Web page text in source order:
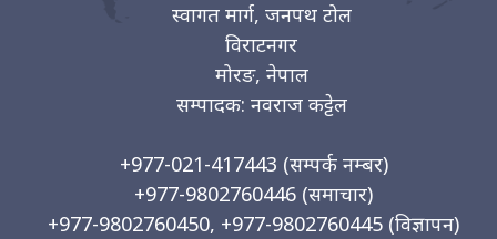
स्वागत मार्ग, जनपथ टोल
विराटनगर
मोरङ, नेपाल
सम्पादक: नवराज कट्टेल
+977-021-417443 (सम्पर्क नम्बर)
+977-9802760446 (समाचार)
+977-9802760450, +977-9802760445 (विज्ञापन)